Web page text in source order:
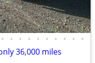
• • • • • • • • • •
36,000 miles